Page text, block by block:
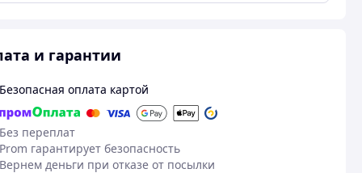
и гарантии
Безопасная оплата картой
Без переплат
Prom гарантирует безопасность
Вернем деньги при отказе от посылки